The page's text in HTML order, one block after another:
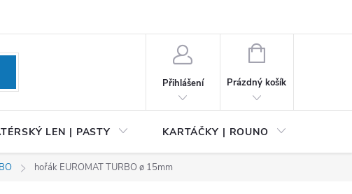
Přihlášení
NÁKUPNÍ
Prázdný košík
LEN | PASTY KARTÁČKY | ROUNO
hořák EUROMAT TURBO ø 15mm